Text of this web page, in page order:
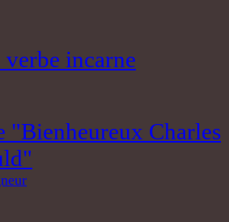
incarne
"Bienheureux Charles